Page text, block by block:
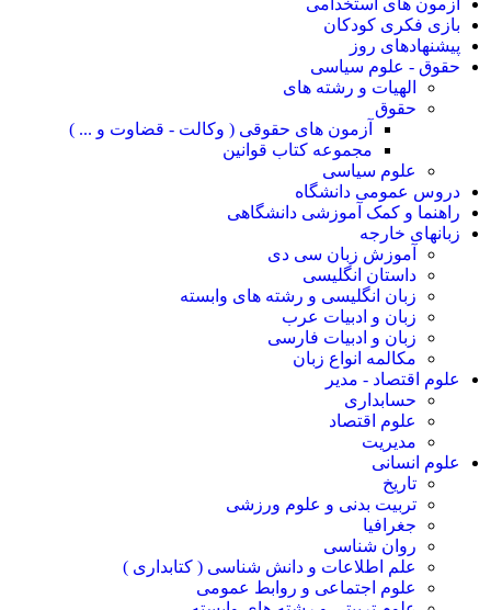
آزمون های استخدامی
بازی فکری کودکان
پیشنهادهای روز
حقوق - علوم سیاسی
الهیات و رشته های
حقوق
آزمون های حقوقی ( وکالت - قضاوت و ... )
مجموعه کتاب قوانین
علوم سیاسی
دروس عمومی دانشگاه
راهنما و کمک آموزشی دانشگاهی
زبانهای خارجه
آموزش زبان سی دی
داستان انگلیسی
زبان انگلیسی و رشته های وابسته
زبان و ادبیات عرب
زبان و ادبیات فارسی
مکالمه انواع زبان
علوم اقتصاد - مدیر
حسابداری
علوم اقتصاد
مدیریت
علوم انسانی
تاریخ
تربیت بدنی و علوم ورزشی
جغرافیا
روان شناسی
علم اطلاعات و دانش شناسی ( کتابداری )
علوم اجتماعی و روابط عمومی